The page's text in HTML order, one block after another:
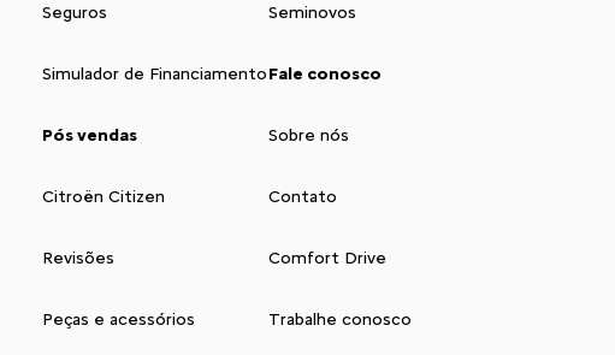
Seguros
Simulador de Financiamento
Pós vendas
Citroën Citizen
Revisões
Peças e acessórios
Seminovos
Fale conosco
Sobre nós
Contato
Comfort Drive
Trabalhe conosco